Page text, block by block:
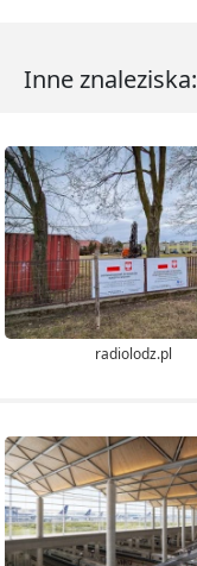
Inne znaleziska:
radiolodz.pl